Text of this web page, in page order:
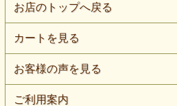
グレイを中心に、紺と黒のライン
ーニットです。
明るいマリンボーダーとは異なり
のある配色にまとまっています。
鹿の子編みの細かな凹凸と、杢目
ています。
遠目では静かなボーダーに見え、
ぎが感じられる素材です。
お店のトップへ戻る
カートを見る
お客様の声を見る
ご利用案内